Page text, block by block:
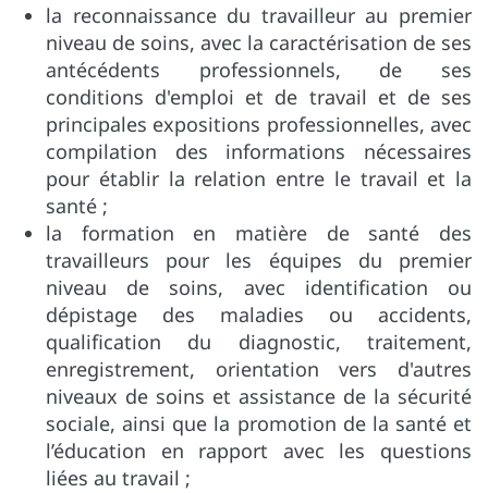
la reconnaissance du travailleur au premier
niveau de soins, avec la caractérisation de ses
antécédents professionnels, de ses
conditions d'emploi et de travail et de ses
principales expositions professionnelles, avec
compilation des informations nécessaires
pour établir la relation entre le travail et la
santé ;
la formation en matière de santé des
travailleurs pour les équipes du premier
niveau de soins, avec identification ou
dépistage des maladies ou accidents,
qualification du diagnostic, traitement,
enregistrement, orientation vers d'autres
niveaux de soins et assistance de la sécurité
sociale, ainsi que la promotion de la santé et
l’éducation en rapport avec les questions
liées au travail ;